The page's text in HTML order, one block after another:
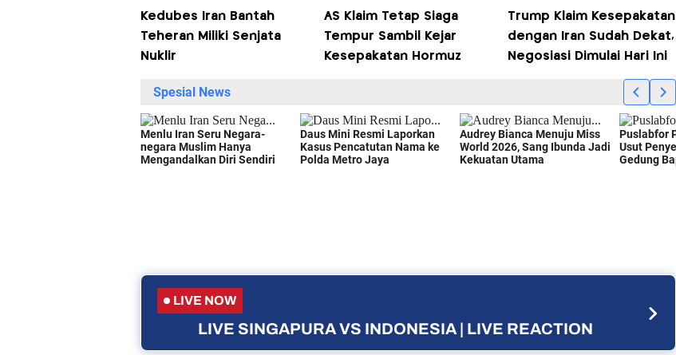
Kedubes Iran Bantah
Teheran Miliki Senjata
Nuklir
AS Klaim Tetap Siaga
Tempur Sambil Kejar
Kesepakatan Hormuz
Trump Klaim Kesepakatan
dengan Iran Sudah Dekat,
Negosiasi Dimulai Hari Ini
LIVE NOW
LIVE SINGAPURA VS INDONESIA | LIVE REACTION